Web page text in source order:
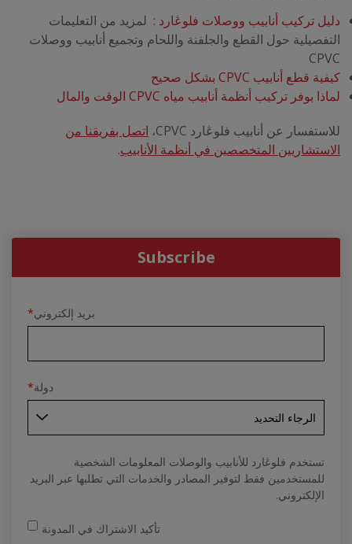
دليل تركيب أنابيب ووصلات فلوڠارد : لمزيد من التعليمات
التفصيلية حول القطع والجلفنة واللحام وتجميع أنابيب ووصلات
CPVC
كيفية قطع أنابيب CPVC بشكل صحيح
لماذا بوفر تركيب أنظمة أنابيب مياه CPVC
الوقت والمال
للاستفسار عن أنابيب فلوڠارد CPVC
، اتصل بفريقنا من
الاستشاريين المتخصصين في أنظمة الأنابيب.
Subscribe
بريد إلكتروني*
دولة*
تستخدم فلوڠارد للأنابيب والوصلات المعلومات الشخصية
للمستخدمين فقط لتوفير المصادر والخدمات التي تطلبها عبر البريد
الإلكتروني.
تأكيد الاشتراك في المدونة